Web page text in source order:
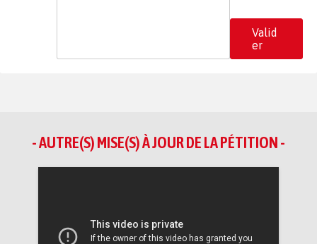
Valid
er
- AUTRE(S) MISE(S) À JOUR DE LA PÉTITION -